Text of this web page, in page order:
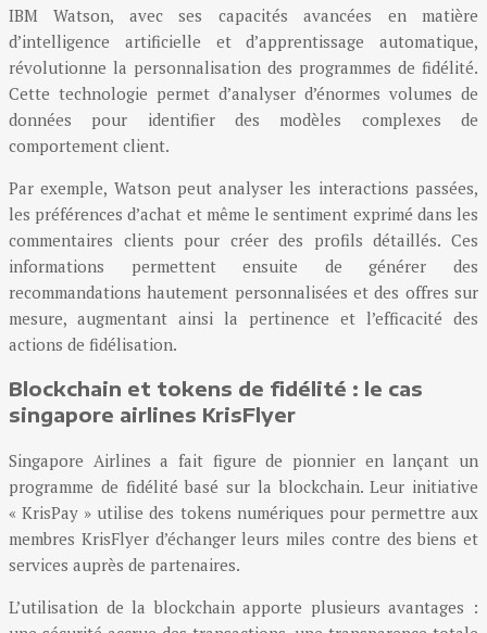
IBM Watson, avec ses capacités avancées en matière
d’intelligence artificielle et d’apprentissage automatique,
révolutionne la personnalisation des programmes de fidélité.
Cette technologie permet d’analyser d’énormes volumes de
données pour identifier des modèles complexes de
comportement client.
Par exemple, Watson peut analyser les interactions passées,
les préférences d’achat et même le sentiment exprimé dans les
commentaires clients pour créer des profils détaillés. Ces
informations permettent ensuite de générer des
recommandations hautement personnalisées et des offres sur
mesure, augmentant ainsi la pertinence et l’efficacité des
actions de fidélisation.
Blockchain et tokens de fidélité : le cas
singapore airlines KrisFlyer
Singapore Airlines a fait figure de pionnier en lançant un
programme de fidélité basé sur la blockchain. Leur initiative
« KrisPay » utilise des tokens numériques pour permettre aux
membres KrisFlyer d’échanger leurs miles contre des biens et
services auprès de partenaires.
L’utilisation de la blockchain apporte plusieurs avantages :